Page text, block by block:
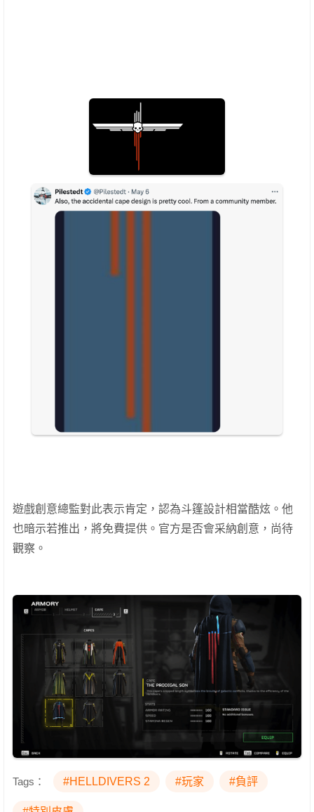
遊戲創意總監對此表示肯定，認為斗篷設計相當酷炫。他
也暗示若推出，將免費提供。官方是否會采納創意，尚待
觀察。
Tags： #HELLDIVERS 2 #玩家 #負評